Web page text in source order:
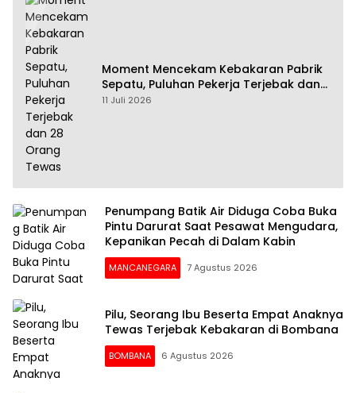
Moment Mencekam Kebakaran Pabrik
Sepatu, Puluhan Pekerja Terjebak dan
28 Orang Tewas
11 Juli 2026
Penumpang Batik Air Diduga Coba Buka
Pintu Darurat Saat Pesawat Mengudara,
Kepanikan Pecah di Dalam Kabin
MANCANEGARA 7 Agustus 2026
Pilu, Seorang Ibu Beserta Empat Anaknya
Tewas Terjebak Kebakaran di Bombana
BOMBANA 6 Agustus 2026